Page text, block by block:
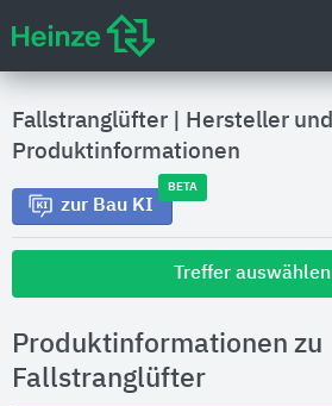
Fallstranglüfter
Hersteller und
Produktinformationen
zur Bau KI
BETA
Treffer auswählen
Hersteller
Produktinformationen zu
Fallstranglüfter